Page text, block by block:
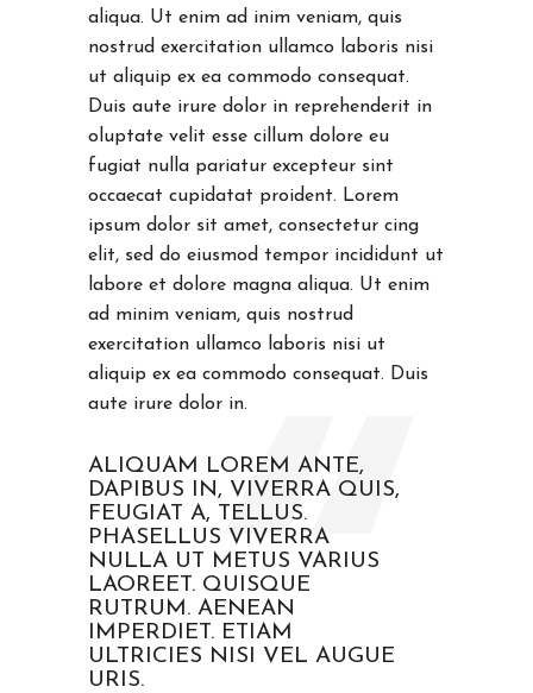
aliqua. Ut enim ad inim veniam, quis
nostrud exercitation ullamco laboris nisi
ut aliquip ex ea commodo consequat.
Duis aute irure dolor in reprehenderit in
oluptate velit esse cillum dolore eu
fugiat nulla pariatur excepteur sint
occaecat cupidatat proident. Lorem
ipsum dolor sit amet, consectetur cing
elit, sed do eiusmod tempor incididunt ut
labore et dolore magna aliqua. Ut enim
ad minim veniam, quis nostrud
exercitation ullamco laboris nisi ut
aliquip ex ea commodo consequat. Duis
aute irure dolor in.
ALIQUAM LOREM ANTE,
DAPIBUS IN, VIVERRA QUIS,
FEUGIAT A, TELLUS.
PHASELLUS VIVERRA
NULLA UT METUS VARIUS
LAOREET. QUISQUE
RUTRUM. AENEAN
IMPERDIET. ETIAM
ULTRICIES NISI VEL AUGUE
URIS.